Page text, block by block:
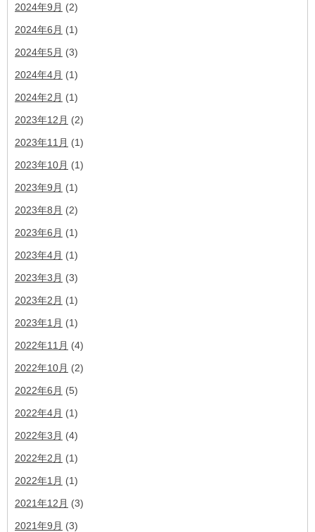
2024年9月 (2)
2024年6月 (1)
2024年5月 (3)
2024年4月 (1)
2024年2月 (1)
2023年12月 (2)
2023年11月 (1)
2023年10月 (1)
2023年9月 (1)
2023年8月 (2)
2023年6月 (1)
2023年4月 (1)
2023年3月 (3)
2023年2月 (1)
2023年1月 (1)
2022年11月 (4)
2022年10月 (2)
2022年6月 (5)
2022年4月 (1)
2022年3月 (4)
2022年2月 (1)
2022年1月 (1)
2021年12月 (3)
2021年9月 (3)